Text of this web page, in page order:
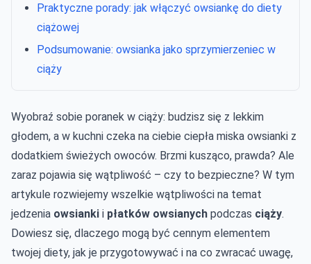
Praktyczne porady: jak włączyć owsiankę do diety
ciążowej
Podsumowanie: owsianka jako sprzymierzeniec w
ciąży
Wyobraź sobie poranek w ciąży: budzisz się z lekkim
głodem, a w kuchni czeka na ciebie ciepła miska owsianki z
dodatkiem świeżych owoców. Brzmi kusząco, prawda? Ale
zaraz pojawia się wątpliwość – czy to bezpieczne? W tym
artykule rozwiejemy wszelkie wątpliwości na temat
jedzenia owsianki i płatków owsianych podczas ciąży.
Dowiesz się, dlaczego mogą być cennym elementem
twojej diety, jak je przygotowywać i na co zwracać uwagę,